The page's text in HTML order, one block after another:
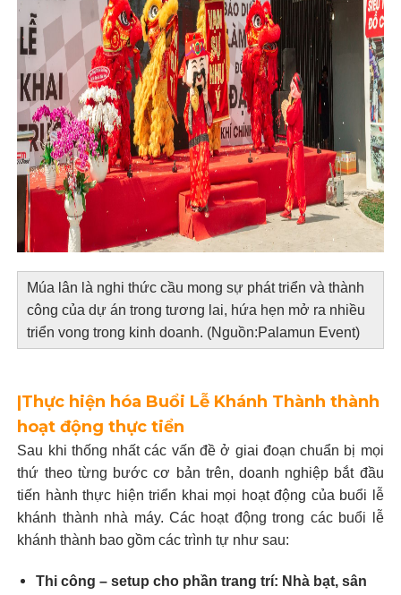
Múa lân là nghi thức cầu mong sự phát triển và thành
công của dự án trong tương lai, hứa hẹn mở ra nhiều
triển vong trong kinh doanh. (Nguồn:Palamun Event)
|Thực hiện hóa Buổi Lễ Khánh Thành thành
hoạt động thực tiển
Sau khi thống nhất các vấn đề ở giai đoạn chuẩn bị mọi
thứ theo từng bước cơ bản trên, doanh nghiệp bắt đầu
tiến hành thực hiện triển khai mọi hoạt động của buổi lễ
khánh thành nhà máy. Các hoạt động trong các buổi lễ
khánh thành bao gồm các trình tự như sau:
Thi công – setup cho phần trang trí: Nhà bạt, sân